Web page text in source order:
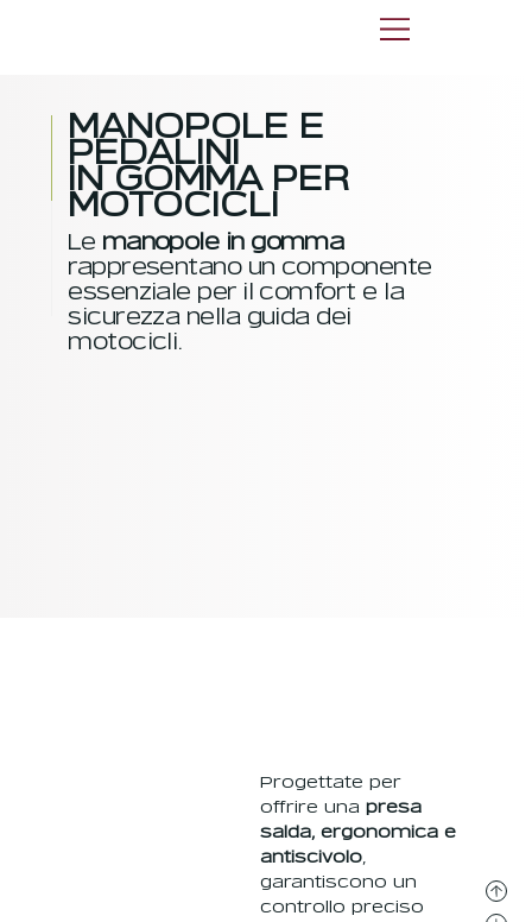
MANOPOLE E
PEDALINI
IN GOMMA PER
MOTOCICLI
Le manopole in gomma
rappresentano un componente
essenziale per il comfort e la
sicurezza nella guida dei
motocicli.
Progettate per
offrire unapresa
salda, ergonomica e
antiscivolo,
garantiscono un
controllo preciso